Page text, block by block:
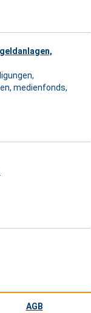
medienfonds,
AGB